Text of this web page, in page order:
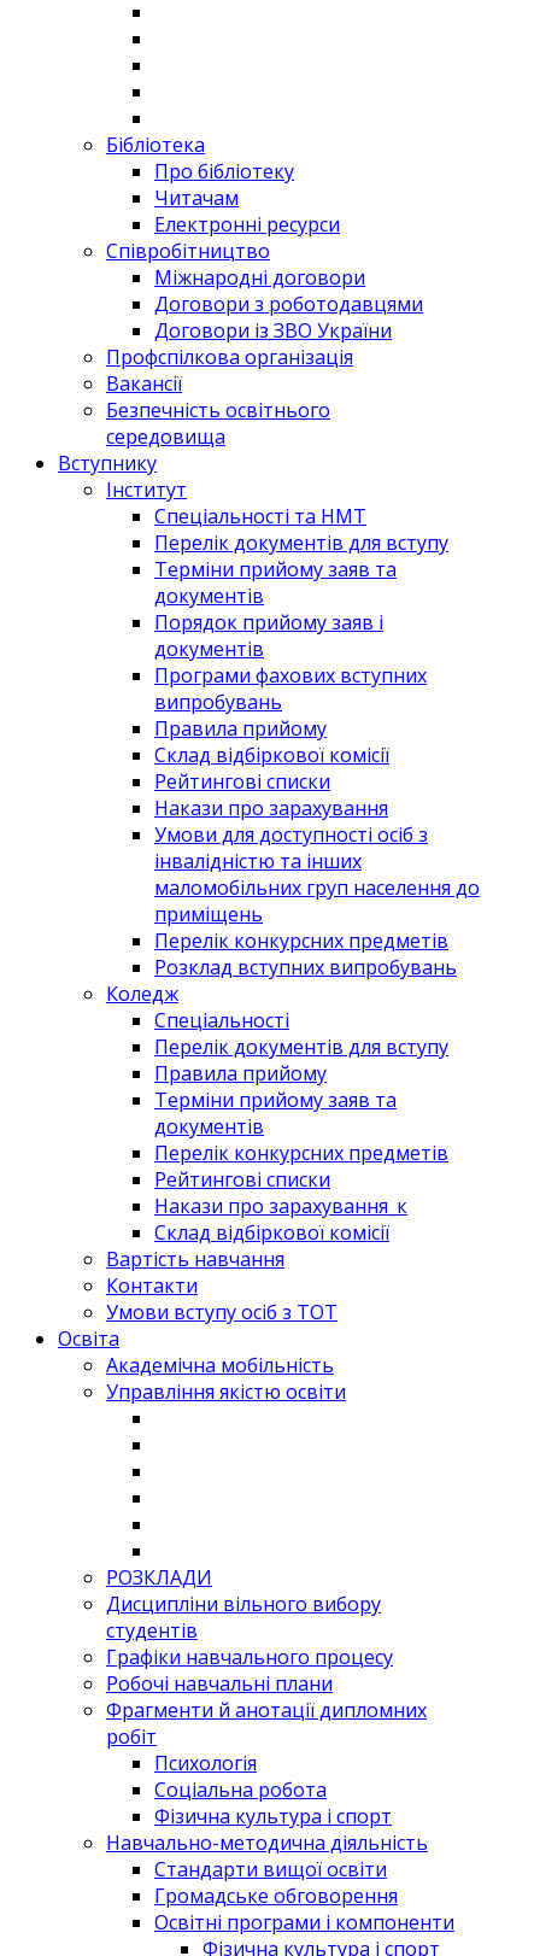
Бібліотека
Про бібліотеку
Читачам
Електронні ресурси
Співробітництво
Міжнародні договори
Договори з роботодавцями
Договори із ЗВО України
Профспілкова організація
Вакансії
Безпечність освітнього
середовища
Вступнику
Інститут
Спеціальності та НМТ
Перелік документів для вступу
Терміни прийому заяв та
документів
Порядок прийому заяв і
документів
Програми фахових вступних
випробувань
Правила прийому
Склад відбіркової комісії
Рейтингові списки
Накази про зарахування
Умови для доступності осіб з
інвалідністю та інших
маломобільних груп населення до
приміщень
Перелік конкурсних предметів
Розклад вступних випробувань
Коледж
Спеціальності
Перелік документів для вступу
Правила прийому
Терміни прийому заяв та
документів
Перелік конкурсних предметів
Рейтингові списки
Накази про зарахування_к
Склад відбіркової комісії
Вартість навчання
Контакти
Умови вступу осіб з ТОТ
Освіта
Академічна мобільність
Управління якістю освіти
РОЗКЛАДИ
Дисципліни вільного вибору
студентів
Графіки навчального процесу
Робочі навчальні плани
Фрагменти й анотації дипломних
робіт
Психологія
Соціальна робота
Фізична культура і спорт
Навчально-методична діяльність
Стандарти вищої освіти
Громадське обговорення
Освітні програми і компоненти
Фізична культура і спорт